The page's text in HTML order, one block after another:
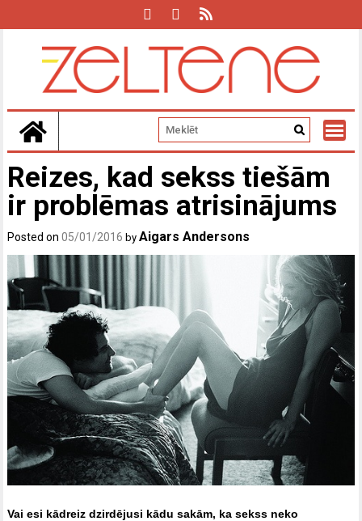
Reizes, kad sekss tiešām
ir problēmas atrisinājums
Posted on05/01/2016 byAigars Andersons
Vai esi kādreiz dzirdējusi kādu sakām, ka sekss neko